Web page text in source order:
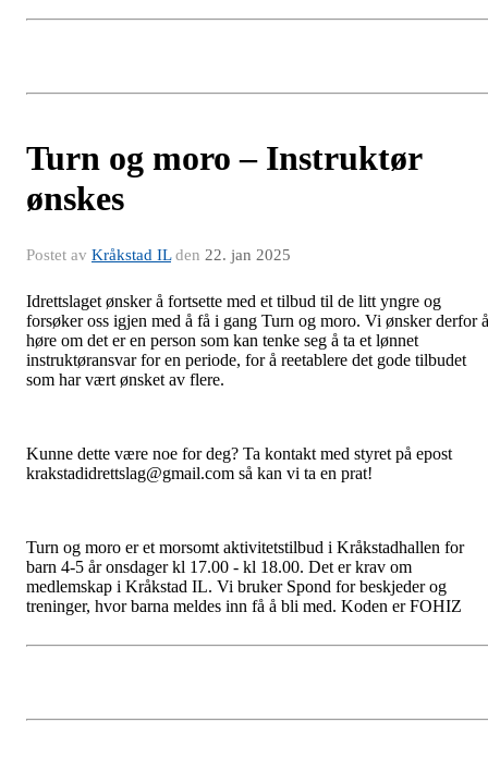
Turn og moro – Instruktør
ønskes
Postet av Kråkstad ILden 22. jan 2025
Idrettslaget ønsker å fortsette med et tilbud til de litt yngre og
forsøker oss igjen med å få i gang Turn og moro. Vi ønsker derfor å
høre om det er en person som kan tenke seg å ta et lønnet
instruktøransvar for en periode, for å reetablere det gode tilbudet
som har vært ønsket av flere.
Kunne dette være noe for deg? Ta kontakt med styret på epost
krakstadidrettslag@gmail.com så kan vi ta en prat!
Turn og moro er et morsomt aktivitetstilbud i Kråkstadhallen for
barn 4-5 år onsdager kl 17.00 - kl 18.00. Det er krav om
medlemskap i Kråkstad IL. Vi bruker Spond for beskjeder og
treninger, hvor barna meldes inn få å bli med. Koden er FOHIZ